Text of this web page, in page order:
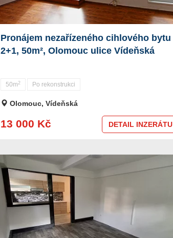
Pronájem nezařízeného cihlového bytu
2+1, 50m², Olomouc ulice Vídeňská
50m 2 Po rekonstrukci
Olomouc, Vídeňská
13 000 Kč DETAIL INZERÁTU